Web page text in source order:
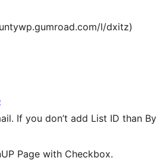
l/dxitz)
If you don’t add List ID than By
Page with Checkbox.